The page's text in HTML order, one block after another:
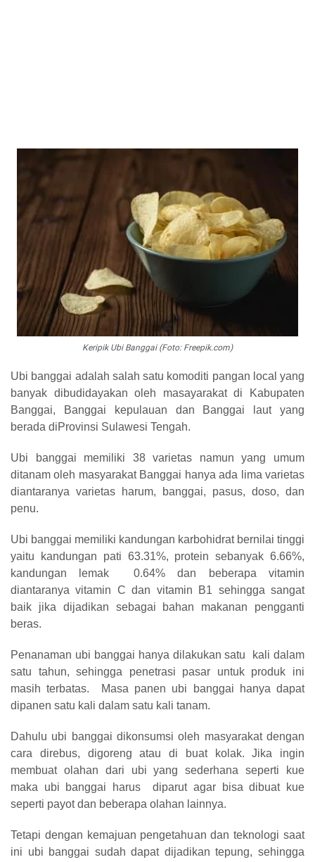
Keripik Ubi Banggai (Foto: Freepik.com)
Ubi banggai adalah salah satu komoditi pangan local yang
banyak dibudidayakan oleh masayarakat di Kabupaten
Banggai, Banggai kepulauan dan Banggai laut yang
berada diProvinsi Sulawesi Tengah.
Ubi banggai memiliki 38 varietas namun yang umum
ditanam oleh masyarakat Banggai hanya ada lima varietas
diantaranya varietas harum, banggai, pasus, doso, dan
penu.
Ubi banggai memiliki kandungan karbohidrat bernilai tinggi
yaitu kandungan pati 63.31%, protein sebanyak 6.66%,
kandungan lemak 0.64% dan beberapa vitamin
diantaranya vitamin C dan vitamin B1 sehingga sangat
baik jika dijadikan sebagai bahan makanan pengganti
beras.
Penanaman ubi banggai hanya dilakukan satu kali dalam
satu tahun, sehingga penetrasi pasar untuk produk ini
masih terbatas. Masa panen ubi banggai hanya dapat
dipanen satu kali dalam satu kali tanam.
Dahulu ubi banggai dikonsumsi oleh masyarakat dengan
cara direbus, digoreng atau di buat kolak. Jika ingin
membuat olahan dari ubi yang sederhana seperti kue
maka ubi banggai harus diparut agar bisa dibuat kue
seperti payot dan beberapa olahan lainnya.
Tetapi dengan kemajuan pengetahuan dan teknologi saat
ini ubi banggai sudah dapat dijadikan tepung, sehingga